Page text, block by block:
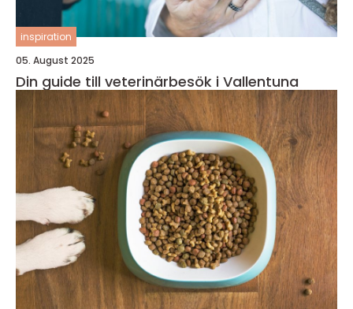
inspiration
05. August 2025
Din guide till veterinärbesök i Vallentuna